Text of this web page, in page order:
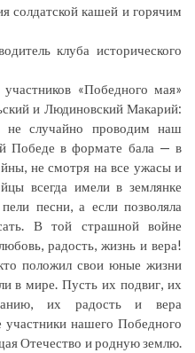
солдатской кашей и горячим
клуба исторического
«Победного мая»
и Людиновский Макарий:
не случайно проводим наш
Победе в формате бала — в
не смотря на все ужасы и
всегда имели в землянке
песни, а если позволяла
В той страшной войне
радость, жизнь и вера!
положил свои юные жизни
в мире. Пусть их подвиг, их
их радость и вера
нашего Победного
Отечество и родную землю.